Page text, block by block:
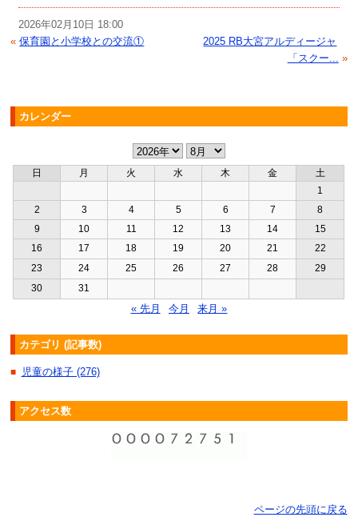
2026年02月10日 18:00
« 保育園と小学校との交流①
2025 RB大宮アルディージャ
「スクー... »
カレンダー
日 月 火 水 木 金
土
1
2
3 4 5 6 7
8
9
10 11 12 13 14
15
16
17 18 19 20 21
22
23
24 25 26 27 28
29
30
31
« 先月 今月 来月 »
カテゴリ (記事数)
■ 児童の様子 (276)
アクセス数
ページの先頭に戻る